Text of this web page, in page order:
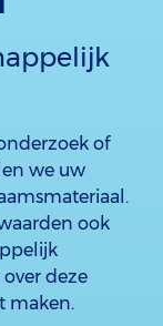
of
we uw
ook
deze
maken.